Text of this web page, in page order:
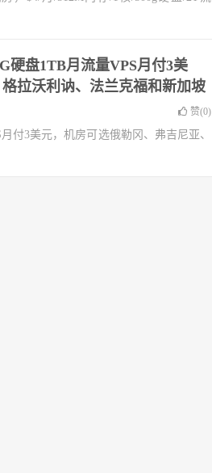
硬盘1TB月流量VPS月付3美
拉沃利讷、法兰克福和新加坡
赞(0)
付3美元，机房可选俄勒冈、弗吉尼亚、